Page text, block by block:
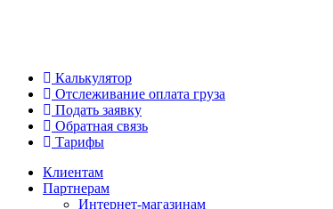
Калькулятор
Отслеживание оплата груза
Подать заявку
Обратная связь
Тарифы
Клиентам
Партнерам
Интернет-магазинам